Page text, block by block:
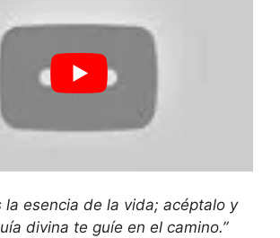
la esencia de la vida; acéptalo y
divina te guíe en el camino.”